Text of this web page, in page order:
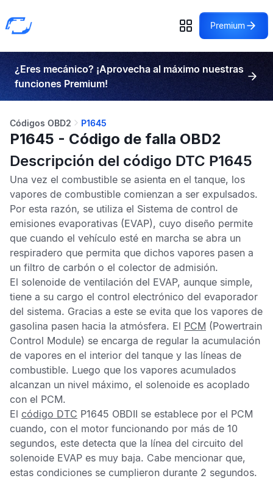
Premium
¿Eres mecánico? ¡Aprovecha al máximo nuestras
funciones Premium!
Códigos OBD2 P1645
P1645 - Código de falla OBD2
Descripción del código DTC P1645
Una vez el combustible se asienta en el tanque, los
vapores de combustible comienzan a ser expulsados.
Por esta razón, se utiliza el Sistema de control de
emisiones evaporativas (EVAP), cuyo diseño permite
que cuando el vehículo esté en marcha se abra un
respiradero que permita que dichos vapores pasen a
un filtro de carbón o el colector de admisión.
El solenoide de ventilación del EVAP, aunque simple,
tiene a su cargo el control electrónico del evaporador
del sistema. Gracias a este se evita que los vapores de
gasolina pasen hacia la atmósfera. El PCM (Powertrain
Control Module) se encarga de regular la acumulación
de vapores en el interior del tanque y las líneas de
combustible. Luego que los vapores acumulados
alcanzan un nivel máximo, el solenoide es acoplado
con el PCM.
El código DTC P1645 OBDII se establece por el PCM
cuando, con el motor funcionando por más de 10
segundos, este detecta que la línea del circuito del
solenoide EVAP es muy baja. Cabe mencionar que,
estas condiciones se cumplieron durante 2 segundos.